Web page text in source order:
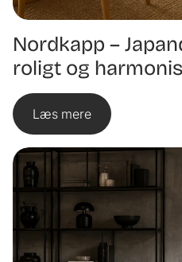
Nordkapp –
roligt og
Læs mere